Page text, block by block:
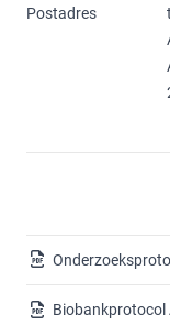
Postadres
Biobankprotocol